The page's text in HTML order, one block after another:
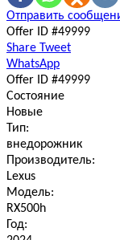
Отправить
Offer ID #49999
Share Tweet
WhatsApp
Offer ID #49999
Состояние
Новые
Тип:
внедорожник
Производитель:
Lexus
Модель:
RX500h
Год: